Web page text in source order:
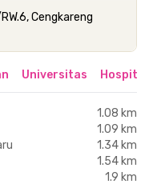
Cengkareng
Universitas Hospital
1.08 km
1.09 km
1.34 km
1.54 km
1.9 km